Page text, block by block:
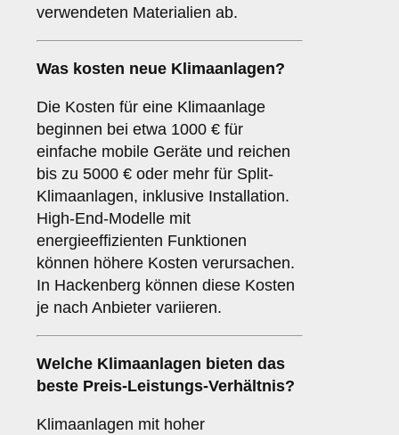
verwendeten Materialien ab.
Was kosten neue Klimaanlagen?
Die Kosten für eine Klimaanlage
beginnen bei etwa 1000 € für
einfache mobile Geräte und reichen
bis zu 5000 € oder mehr für Split-
Klimaanlagen, inklusive Installation.
High-End-Modelle mit
energieeffizienten Funktionen
können höhere Kosten verursachen.
In Hackenberg können diese Kosten
je nach Anbieter variieren.
Welche Klimaanlagen bieten das
beste Preis-Leistungs-Verhältnis?
Klimaanlagen mit hoher